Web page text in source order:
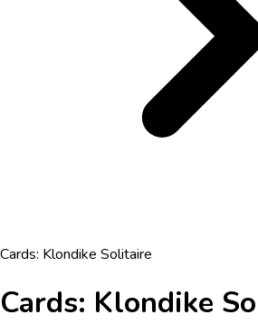
Cards: Klondike Solitaire
Cards: Klondike